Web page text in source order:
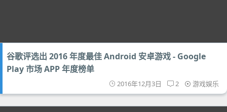
谷歌评选出 2016 年度最佳 Android 安卓游戏 - Google
Play 市场 APP 年度榜单
2016年12月3日 2 游戏娱乐